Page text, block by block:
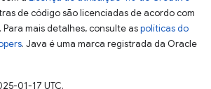
de código são licenciadas de acordo com
. Para mais detalhes, consulte aspolíticas do
. Java é uma marca registrada da Oracle
01-17 UTC.